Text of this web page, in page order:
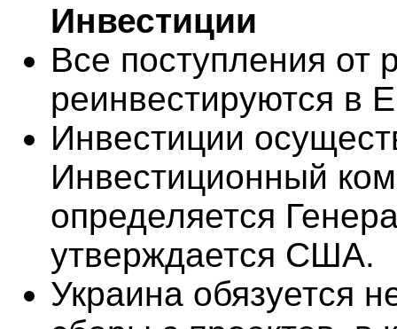
Инвестиции
Все поступления от
реинвестируются в
Инвестиции
Инвестиционный
определяется
утверждается США.
Украина обязуется